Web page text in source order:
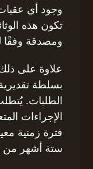
وجود أي
تكون هذه
ومصدقة وفقًا
علاوة على
بسلطة
الطلبات.
الإجراءات
فترة زمنية
ستة أشهر من